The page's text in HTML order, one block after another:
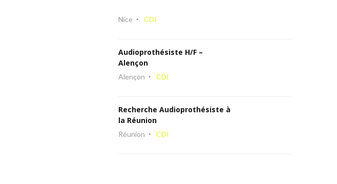
Nice CDI
Audioprothésiste H/F –
Alençon
Alençon CDI
Recherche Audioprothésiste à
la Réunion
Réunion CDI